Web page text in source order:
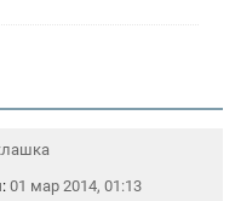
01 мар 2014, 01:13